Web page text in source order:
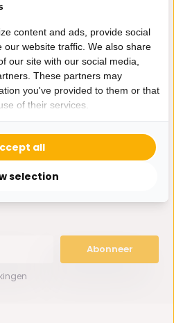
je klaar.
ons
Abonneer
content and ads, provide social
our website traffic. We also share
our site with our social media,
These partners may
you've provided to them or that
of their services.
selection
all